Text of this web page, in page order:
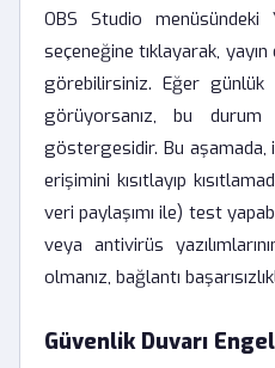
OBS Studio menüsündeki
seçeneğine tıklayarak,
görebilirsiniz. Eğer
görüyorsanız, bu durum
göstergesidir. Bu aşamada,
erişimini kısıtlayıp
veri paylaşımı ile) test
veya antivirüs
olmanız, bağlantı
Güvenlik Duvarı